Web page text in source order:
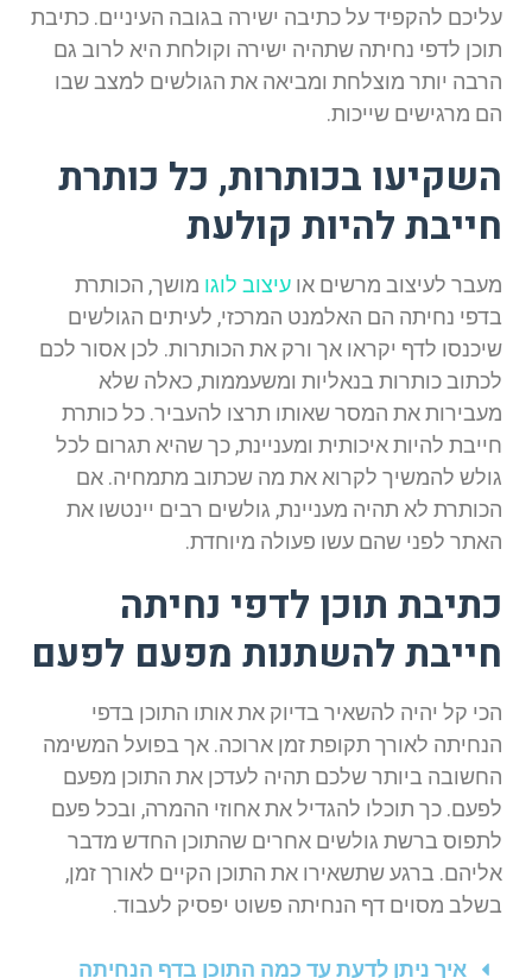
עליכם להקפיד על כתיבה ישירה בגובה העיניים. כתיבת
תוכן לדפי נחיתה שתהיה ישירה וקולחת היא לרוב גם
הרבה יותר מוצלחת ומביאה את הגולשים למצב שבו
הם מרגישים שייכות.
השקיעו בכותרות, כל כותרת
חייבת להיות קולעת
מעבר לעיצוב מרשים או עיצוב לוגו מושך, הכותרת
בדפי נחיתה הם האלמנט המרכזי, לעיתים הגולשים
שיכנסו לדף יקראו אך ורק את הכותרות. לכן אסור לכם
לכתוב כותרות בנאליות ומשעממות, כאלה שלא
מעבירות את המסר שאותו תרצו להעביר. כל כותרת
חייבת להיות איכותית ומעניינת, כך שהיא תגרום לכל
גולש להמשיך לקרוא את מה שכתוב מתמחיה. אם
הכותרת לא תהיה מעניינת, גולשים רבים יינטשו את
האתר לפני שהם עשו פעולה מיוחדת.
כתיבת תוכן לדפי נחיתה
חייבת להשתנות מפעם לפעם
הכי קל יהיה להשאיר בדיוק את אותו התוכן בדפי
הנחיתה לאורך תקופת זמן ארוכה. אך בפועל המשימה
החשובה ביותר שלכם תהיה לעדכן את התוכן מפעם
לפעם. כך תוכלו להגדיל את אחוזי ההמרה, ובכל פעם
לתפוס ברשת גולשים אחרים שהתוכן החדש מדבר
אליהם. ברגע שתשאירו את התוכן הקיים לאורך זמן,
בשלב מסוים דף הנחיתה פשוט יפסיק לעבוד.
איך ניתן לדעת עד כמה התוכן בדף הנחיתה